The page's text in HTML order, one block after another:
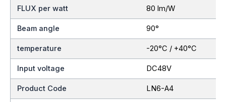
FLUX per watt 80 lm/W
Beam angle 90°
temperature -20°C / +40°C
Input voltage DC48V
Product Code LN6-A4